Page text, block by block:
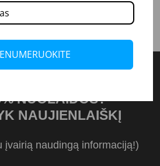
NUOLAIDOS?
NAUJIENLAIŠKĮ
įvairią naudingą informaciją!)